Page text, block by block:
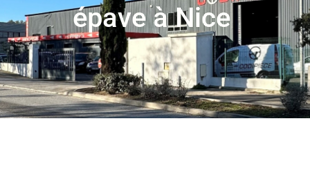
épave à Nice